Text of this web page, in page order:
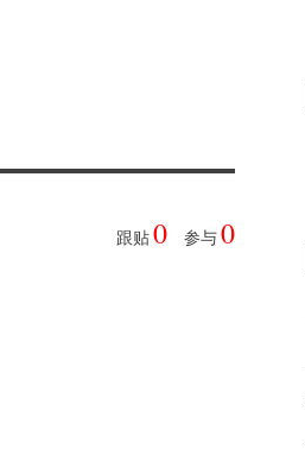
跟贴 0 参与 0